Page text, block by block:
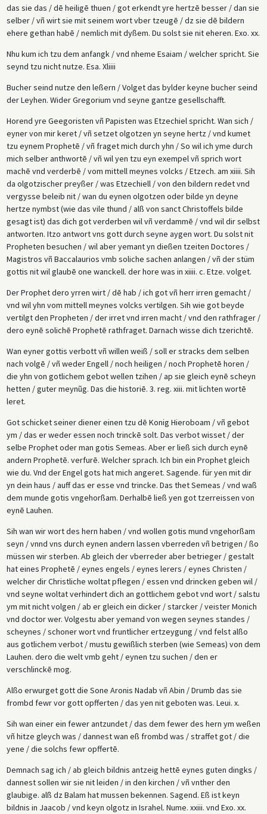
das sie das / dē heiligē thuen / got erkendt yre hertzē besser / dan sie
selber / vñ wirt sie mit seinem wort vber tzeugē / dz sie dē bildern
ehere gethan habē / nemlich mit dyßem. Du solst sie nit eheren. Exo. xx.
Nhu kum ich tzu dem anfangk / vnd nheme Esaiam / welcher spricht. Sie
seynd tzu nicht nutze. Esa. Xliiii
Bucher seind nutze den leßern / Volget das bylder keyne bucher seind
der Leyhen. Wider Gregorium vnd seyne gantze gesellschafft.
Horend yre Geegoristen vñ Papisten was Etzechiel spricht. Wan sich /
eyner von mir keret / vñ setzet olgotzen yn seyne hertz / vnd kumet
tzu eynem Prophetē / vñ fraget mich durch yhn / So wil ich yme durch
mich selber anthwortē / vñ wil yen tzu eyn exempel vñ sprich wort
machē vnd verderbē / vom mittell meynes volcks / Etzech. am xiiii. Sih
da olgotzischer preyßer / was Etzechiell / von den bildern redet vnd
vergysse beleib nit / wan du eynen olgotzen oder bilde yn deyne
hertze nymbst (wie das vile thund / alß von sanct Christoffels bilde
gesagt ist) das dich got verderben wil vñ verdammē / vnd wil dir selbst
antworten. Itzo antwort vns gott durch seyne aygen wort. Du solst nit
Propheten besuchen / wil aber yemant yn dießen tzeiten Doctores /
Magistros vñ Baccalaurios vmb soliche sachen anlangen / vñ der stüm
gottis nit wil glaubē one wanckell. der hore was in xiiii. c. Etze. volget.
Der Prophet dero yrren wirt / dē hab / ich got vñ herr irren gemacht /
vnd wil yhn vom mittell meynes volcks vertilgen. Sih wie got beyde
vertilgt den Propheten / der irret vnd irren macht / vnd den rathfrager /
dero eynē solichē Prophetē rathfraget. Darnach wisse dich tzerichtē.
Wan eyner gottis verbott vñ willen weiß / soll er stracks dem selben
nach volgē / vñ weder Engell / noch heiligen / noch Prophetē horen /
die yhn von gotlichem gebot wellen tzihen / ap sie gleich eynē scheyn
hetten / guter meynũg. Das die historiē. 3. reg. xiii. mit lichten wortē
leret.
Got schicket seiner diener einen tzu dē Konig Hieroboam / vñ gebot
ym / das er weder essen noch trinckē solt. Das verbot wisset / der
selbe Prophet oder man gotis Semeas. Aber er ließ sich durch eynē
andern Prophetē. verfurē. Welcher sprach. Ich bin ein Prophet gleich
wie du. Vnd der Engel gots hat mich angeret. Sagende. für yen mit dir
yn dein haus / auff das er esse vnd trincke. Das thet Semeas / vnd waß
dem munde gotis vngehorßam. Derhalbē ließ yen got tzerreissen von
eynē Lauhen.
Sih wan wir wort des hern haben / vnd wollen gotis mund vngehorßam
seyn / vnnd vns durch eynen andern lassen vberreden vñ betrigen / ßo
müssen wir sterben. Ab gleich der vberreder aber betrieger / gestalt
hat eines Prophetē / eynes engels / eynes lerers / eynes Christen /
welcher dir Christliche woltat pflegen / essen vnd drincken geben wil /
vnd seyne woltat verhindert dich an gottlichem gebot vnd wort / salstu
ym mit nicht volgen / ab er gleich ein dicker / starcker / veister Monich
vnd doctor wer. Volgestu aber yemand von wegen seynes standes /
scheynes / schoner wort vnd fruntlicher ertzeygung / vnd felst alßo
aus gotlichem verbot / mustu gewißlich sterben (wie Semeas) von dem
Lauhen. dero die welt vmb geht / eynen tzu suchen / den er
verschlinckē mog.
Alßo erwurget gott die Sone Aronis Nadab vñ Abin / Drumb das sie
frombd fewr vor gott opfferten / das yen nit geboten was. Leui. x.
Sih wan einer ein fewer antzundet / das dem fewer des hern ym weßen
vñ hitze gleych was / dannest wan eß frombd was / straffet got / die
yene / die solchs fewr opffertē.
Demnach sag ich / ab gleich bildnis antzeig hettē eynes guten dingks /
dannest sollen wir sie nit leiden / in den kirchen / vñ vnther den
glaubige. alß dz Balam hat mussen bekennen. Sagend. Eß ist keyn
bildnis in Jaacob / vnd keyn olgotz in Israhel. Nume. xxiii. vnd Exo. xx.